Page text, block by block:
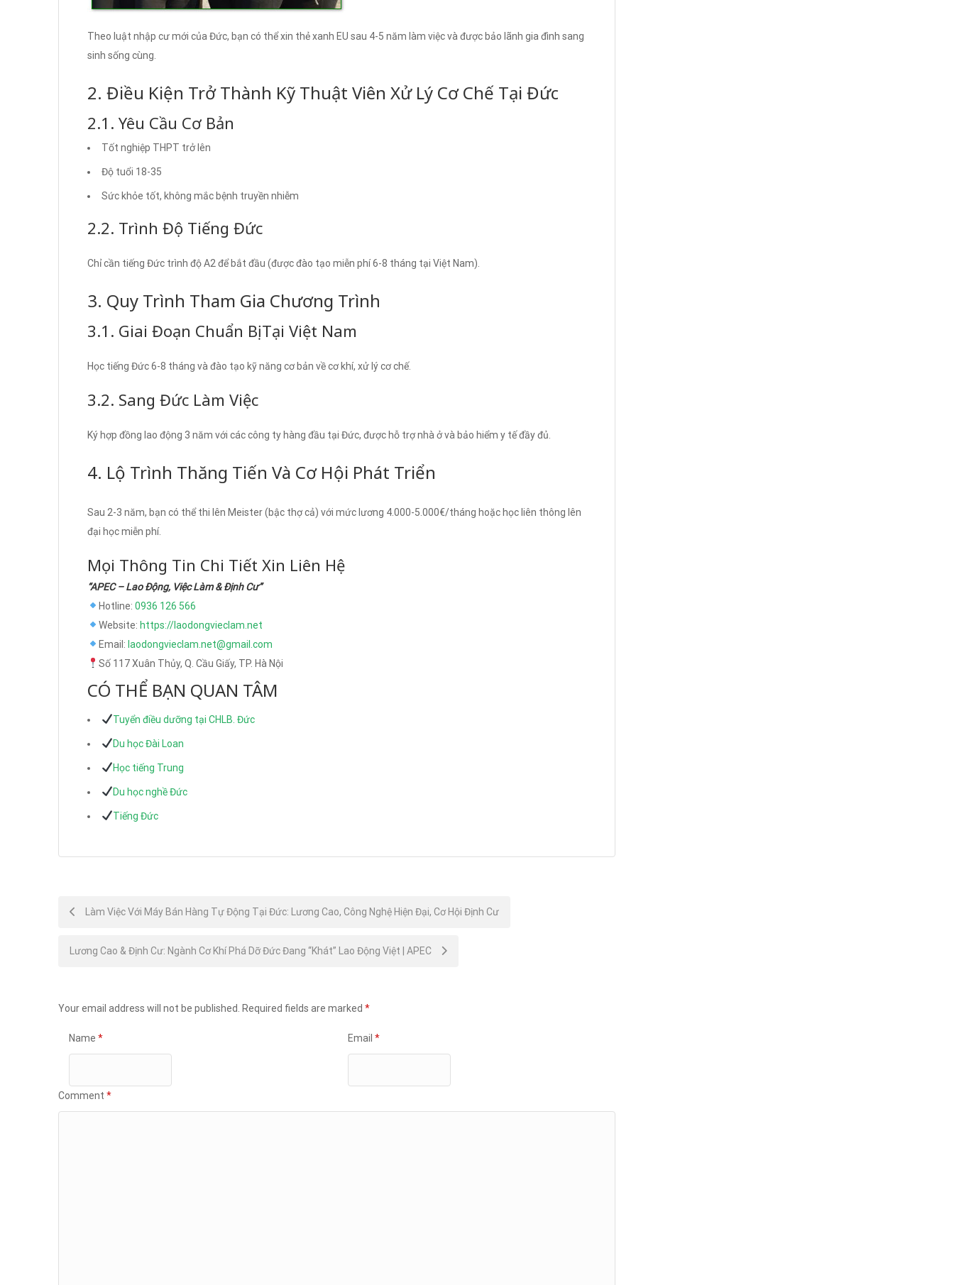
Theo luật nhập cư mới của Đức, bạn có thể xin thẻ xanh EU sau 4-5 năm làm việc và được bảo lãnh gia đình sang
sinh sống cùng.
2. Điều Kiện Trở Thành Kỹ Thuật Viên Xử Lý Cơ Chế Tại Đức
2.1. Yêu Cầu Cơ Bản
Tốt nghiệp THPT trở lên
Độ tuổi 18-35
Sức khỏe tốt, không mắc bệnh truyền nhiễm
2.2. Trình Độ Tiếng Đức
Chỉ cần tiếng Đức trình độ A2 để bắt đầu (được đào tạo miễn phí 6-8 tháng tại Việt Nam).
3. Quy Trình Tham Gia Chương Trình
3.1. Giai Đoạn Chuẩn Bị Tại Việt Nam
Học tiếng Đức 6-8 tháng và đào tạo kỹ năng cơ bản về cơ khí, xử lý cơ chế.
3.2. Sang Đức Làm Việc
Ký hợp đồng lao động 3 năm với các công ty hàng đầu tại Đức, được hỗ trợ nhà ở và bảo hiểm y tế đầy đủ.
4. Lộ Trình Thăng Tiến Và Cơ Hội Phát Triển
Sau 2-3 năm, bạn có thể thi lên Meister (bậc thợ cả) với mức lương 4.000-5.000€/tháng hoặc học liên thông lên
đại học miễn phí.
Mọi Thông Tin Chi Tiết Xin Liên Hệ
“APEC – Lao Động, Việc Làm & Định Cư”
Hotline: 0936 126 566
Website: https://laodongvieclam.net
Email: laodongvieclam.net@gmail.com
Số 117 Xuân Thủy, Q. Cầu Giấy, TP. Hà Nội
CÓ THỂ BẠN QUAN TÂM
Tuyển điều dưỡng tại CHLB. Đức
Du học Đài Loan
Học tiếng Trung
Du học nghề Đức
Tiếng Đức
Post
navigation
Làm Việc Với Máy Bán Hàng Tự Động Tại Đức: Lương Cao, Công Nghệ Hiện Đại, Cơ Hội Định Cư
Lương Cao & Định Cư: Ngành Cơ Khí Phá Dỡ Đức Đang “Khát” Lao Động Việt | APEC
Your email address will not be published. Required fields are marked *
Name * Email *
Comment *